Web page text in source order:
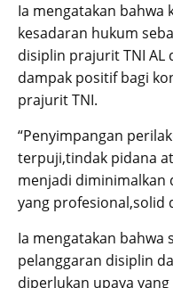
Ia mengatakan bahwa
kesadaran hukum
disiplin prajurit TNI AL
dampak positif bagi
prajurit TNI.
“Penyimpangan
terpuji,tindak pidana
menjadi diminimalkan
yang profesional,solid
Ia mengatakan bahwa
pelanggaran disiplin
diperlukan upaya